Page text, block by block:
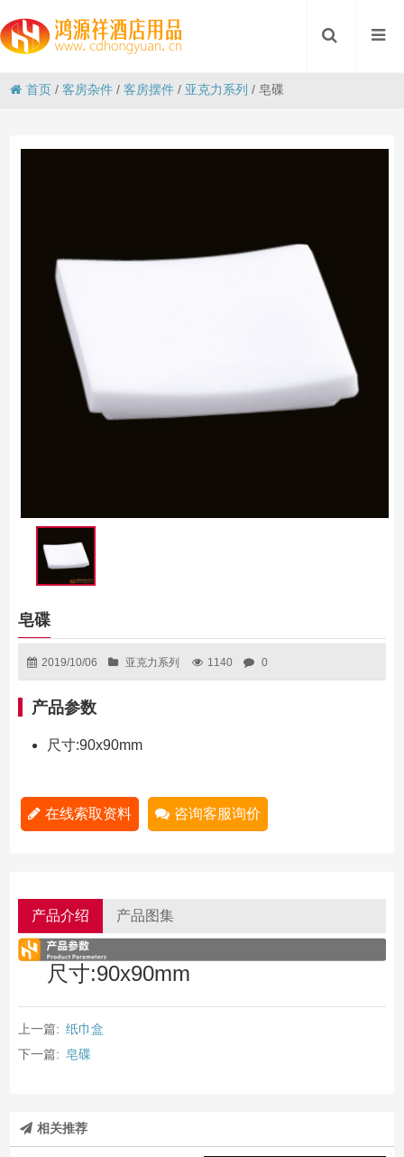
首页 /客房杂件 /客房摆件 / 亚克力系列 /皂碟
皂碟
2019/10/06 亚克力系列 1140 0
产品参数
尺寸:90x90mm
在线索取资料 咨询客服询价
产品介绍 产品图集
尺寸:90x90mm
上一篇: 纸巾盒
下一篇: 皂碟
相关推荐